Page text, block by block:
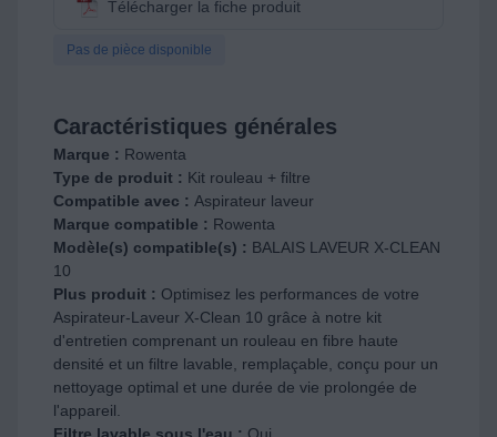
Télécharger la fiche produit
Pas de pièce disponible
Caractéristiques générales
Marque : Rowenta
Type de produit : Kit rouleau + filtre
Compatible avec : Aspirateur laveur
Marque compatible : Rowenta
Modèle(s) compatible(s) : BALAIS LAVEUR X-CLEAN
10
Plus produit : Optimisez les performances de votre
Aspirateur-Laveur X-Clean 10 grâce à notre kit
d'entretien comprenant un rouleau en fibre haute
densité et un filtre lavable, remplaçable, conçu pour un
nettoyage optimal et une durée de vie prolongée de
l'appareil.